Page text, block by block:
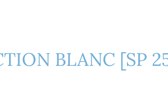
BLANC [SP